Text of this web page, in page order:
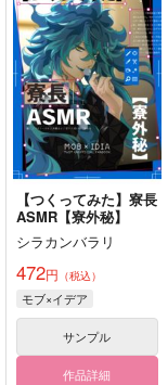
【つくってみた】寮長
ASMR【寮外秘】
シラカンバラリ
472円 （税込）
モブ×イデア
サンプル
作品詳細